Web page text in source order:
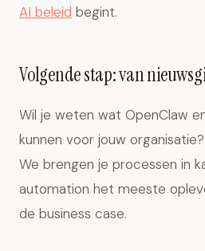
AI beleid begint.
Volgende stap: van
Wil je weten wat OpenClaw
kunnen voor jouw
We brengen je processen in
automation het meeste
de business case.